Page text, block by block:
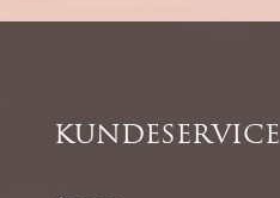
KUNDESERVICE